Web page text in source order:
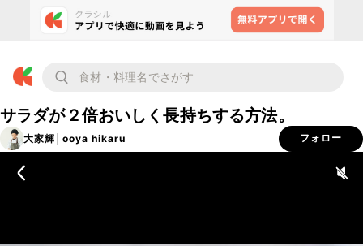
サラダが２倍おいしく長持ちする方法。
大家輝│ooya hikaru フォロー